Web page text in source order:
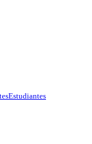
Estudiantes